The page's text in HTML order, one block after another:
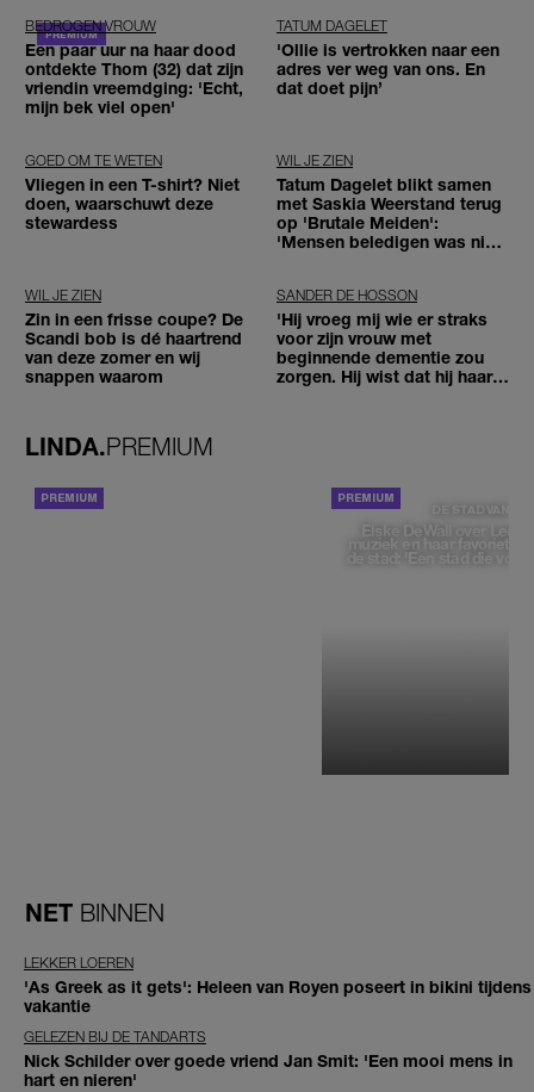
BEDROGEN VROUW
Een paar uur na haar dood
ontdekte Thom (32) dat zijn
vriendin vreemdging: 'Echt,
mijn bek viel open'
TATUM DAGELET
'Ollie is vertrokken naar een
adres ver weg van ons. En
dat doet pijn’
GOED OM TE WETEN
Vliegen in een T-shirt? Niet
doen, waarschuwt deze
stewardess
WIL JE ZIEN
Tatum Dagelet blikt samen
met Saskia Weerstand terug
op 'Brutale Meiden':
'Mensen beledigen was niet
WIL JE ZIEN
Zin in een frisse coupe? De
Scandi bob is dé haartrend
van deze zomer en wij
snappen waarom
SANDER DE HOSSON
'Hij vroeg mij wie er straks
voor zijn vrouw met
beginnende dementie zou
zorgen. Hij wist dat hij haar
LINDA.PREMIUM
DE STAD VAN
Elske DeWall over
muziek en haar favoriete
de stad: 'Een stad die
NET BINNEN
LEKKER LOEREN
'As Greek as it gets': Heleen van Royen poseert in bikini tijdens
vakantie
GELEZEN BIJ DE TANDARTS
Nick Schilder over goede vriend Jan Smit: 'Een mooi mens in
hart en nieren'